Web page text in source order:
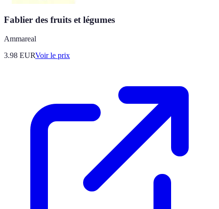
Fablier des fruits et légumes
Ammareal
3.98 EURVoir le prix